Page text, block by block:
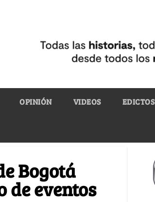
OPINIÓN VIDEOS EDICTOS
Bogotá
de eventos